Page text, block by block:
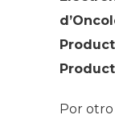
Por